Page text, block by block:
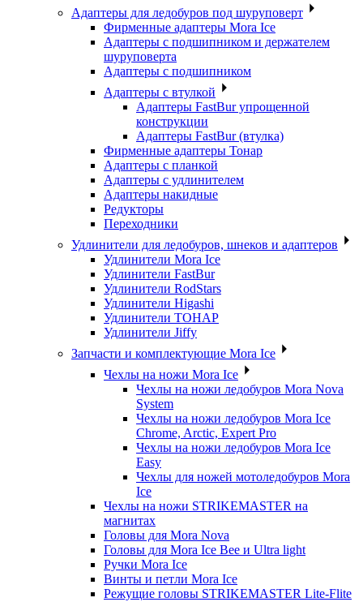
Адаптеры для ледобуров под шуруповерт
Фирменные адаптеры Mora Ice
Адаптеры с подшипником и держателем
шуруповерта
Адаптеры с подшипником
Адаптеры с втулкой
Адаптеры FastBur упрощенной
конструкции
Адаптеры FastBur (втулка)
Фирменные адаптеры Тонар
Адаптеры с планкой
Адаптеры с удлинителем
Адаптеры накидные
Редукторы
Переходники
Удлинители для ледобуров, шнеков и адаптеров
Удлинители Mora Ice
Удлинители FastBur
Удлинители RodStars
Удлинители Higashi
Удлинители ТОНАР
Удлинители Jiffy
Запчасти и комплектующие Mora Ice
Чехлы на ножи Mora Ice
Чехлы на ножи ледобуров Mora Nova
System
Чехлы на ножи ледобуров Mora Ice
Chrome, Arctic, Expert Pro
Чехлы на ножи ледобуров Mora Ice
Easy
Чехлы для ножей мотоледобуров Mora
Ice
Чехлы на ножи STRIKEMASTER на
магнитах
Головы для Mora Nova
Головы для Mora Ice Bee и Ultra light
Ручки Mora Ice
Винты и петли Mora Ice
Режущие головы STRIKEMASTER Lite-Flite